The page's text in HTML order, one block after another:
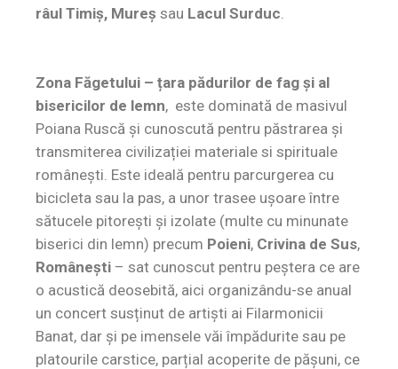
râul Timiș, Mureș sau Lacul Surduc
Zona Făgetului – țara pădurilor de fag și al
bisericilor de lemn, este dominată de masivul
Poiana Ruscă și cunoscută pentru păstrarea și
transmiterea civilizației materiale si spirituale
românești. Este ideală pentru parcurgerea cu
bicicleta sau la pas, a unor trasee ușoare între
sătucele pitorești și izolate (multe cu minunate
biserici din lemn) precum Poieni, Crivina de Sus,
Românești – sat cunoscut pentru peștera ce are
o acustică deosebită, aici organizându-se anual
un concert susținut de artiști ai Filarmonicii
Banat, dar și pe imensele văi împădurite sau pe
platourile carstice, parțial acoperite de pășuni, ce